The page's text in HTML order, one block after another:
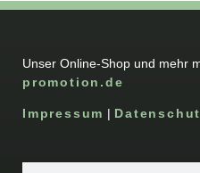
Unser Online-Shop und mehr
promotion.de
Impressum |